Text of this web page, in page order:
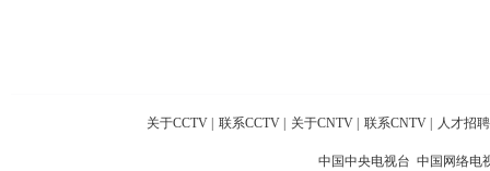
关于CCTV 联系CCTV 关于CNTV 联系CNTV 人才招聘
中国中央电视台 中国网络电